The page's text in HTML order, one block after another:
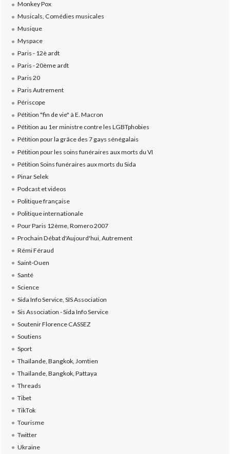
Monkey Pox
Musicals, Comédies musicales
Musique
Myspace
Paris - 12è ardt
Paris - 20ème ardt
Paris 20
Paris Autrement
Périscope
Pétition "fin de vie" à E. Macron
Pétition au 1er ministre contre les LGBTphobies
Pétition pour la grâce des 7 gays sénégalais
Pétition pour les soins funéraires aux morts du VI
Pétition Soins funéraires aux morts du Sida
Pinar Selek
Podcast et videos
Politique française
Politique internationale
Pour Paris 12ème, Romero 2007
Prochain Débat d'Aujourd'hui, Autrement
Rémi Féraud
Saint-Ouen
Santé
Science
Sida Info Service, SIS Association
Sis Association - Sida Info Service
Soutenir Florence CASSEZ
Soutiens
Sport
Thaïlande, Bangkok, Jomtien
Thaïlande, Bangkok, Pattaya
Threads
Tibet
TikTok
Tourisme
Twitter
Ukraine